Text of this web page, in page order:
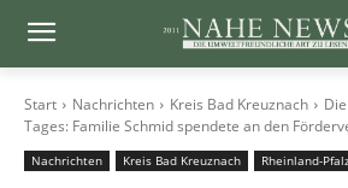
Start Nachrichten Kreis Bad Kreuznach
Tages: Familie Schmid spendete an den
Nachrichten Kreis Bad Kreuznach Rheinland-